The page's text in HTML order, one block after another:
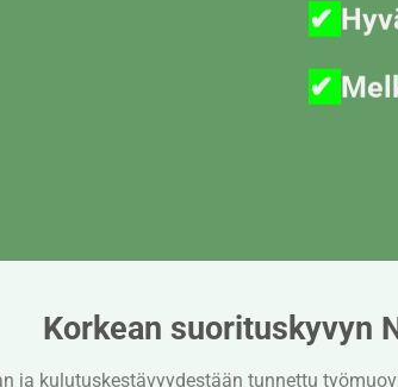
✔
✔
Korkean suorituskyvyn
ja kulutuskestävyydestään tunnettu